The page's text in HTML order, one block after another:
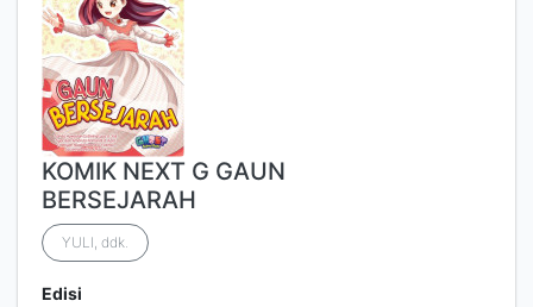
KOMIK NEXT G GAUN
BERSEJARAH
YULI, ddk.
Edisi